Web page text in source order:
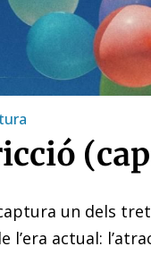
un dels
l’era actual: